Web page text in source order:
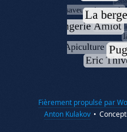
Fièrement propulsé par
Anton Kulakov •